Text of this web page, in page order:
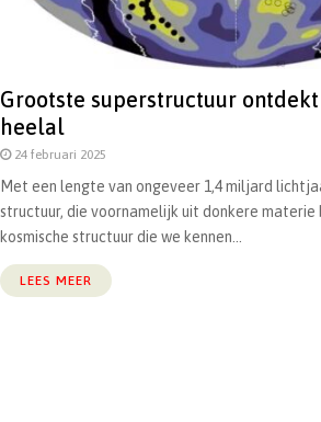
Grootste superstructuur
heelal
24 februari 2025
Met een lengte van ongeveer 1,4 miljard
structuur, die voornamelijk uit donkere
kosmische structuur die we kennen...
LEES MEER